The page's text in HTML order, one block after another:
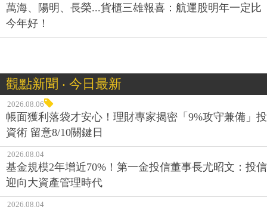
萬海、陽明、長榮...貨櫃三雄報喜：航運股明年一定比
今年好！
觀點新聞 ‧ 今日最新
2026.08.06
帳面獲利落袋才安心！理財專家揭密「9%攻守兼備」投
資術 留意8/10關鍵日
2026.08.04
基金規模2年增近70%！第一金投信董事長尤昭文：投信
迎向大資產管理時代
2026.08.04